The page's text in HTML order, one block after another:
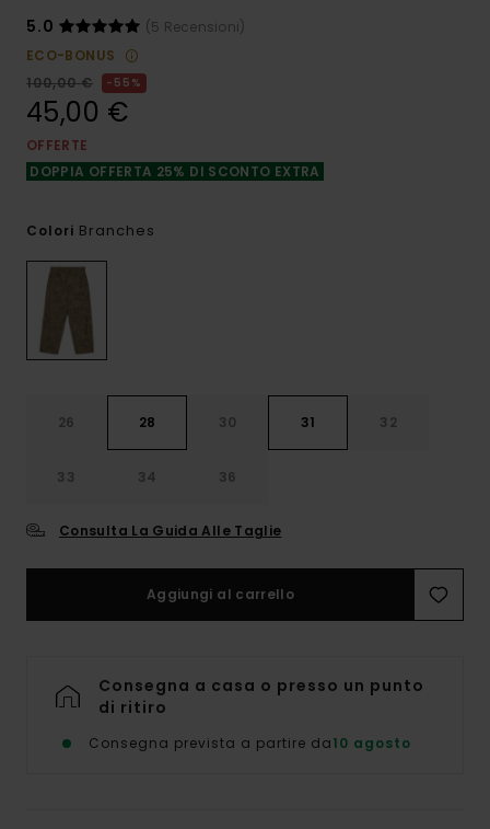
5.0
(5 Recensioni)
ECO-BONUS
100,00 €
55%
45,00 €
OFFERTE
DOPPIA OFFERTA 25% DI SCONTO EXTRA
Colori Branches
26 28 30 31 32
33 34 36
Consulta La Guida Alle Taglie
Aggiungi al carrello
Consegna a casa o presso un punto
di ritiro
Consegna prevista a partire da10 agosto